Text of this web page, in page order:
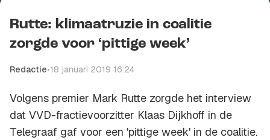
Kopieer link
Rutte: klimaatruzie in coalitie
zorgde voor ‘pittige week’
Redactie•18 januari 2019 16:24
Volgens premier Mark Rutte zorgde het interview
dat VVD-fractievoorzitter Klaas Dijkhoff in de
Telegraaf gaf voor een 'pittige week' in de coalitie.